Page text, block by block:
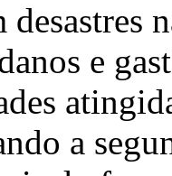
desastres
e
a